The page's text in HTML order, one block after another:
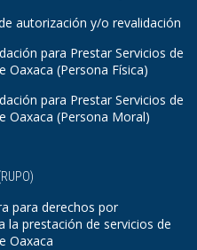
autorización y/o revalidación
para Prestar Servicios de
Oaxaca (Persona Física)
para Prestar Servicios de
Oaxaca (Persona Moral)
para derechos por
la prestación de servicios de
Oaxaca